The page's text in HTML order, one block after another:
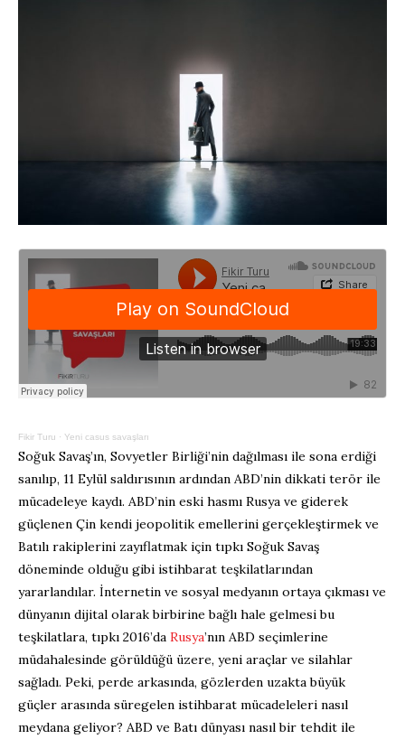
Fikir Turu · Yeni casus savaşları
Soğuk Savaş’ın, Sovyetler Birliği’nin dağılması ile sona erdiği
sanılıp, 11 Eylül saldırısının ardından ABD’nin dikkati terör ile
mücadeleye kaydı. ABD’nin eski hasmı Rusya ve giderek
güçlenen Çin kendi jeopolitik emellerini gerçekleştirmek ve
Batılı rakiplerini zayıflatmak için tıpkı Soğuk Savaş
döneminde olduğu gibi istihbarat teşkilatlarından
yararlandılar. İnternetin ve sosyal medyanın ortaya çıkması ve
dünyanın dijital olarak birbirine bağlı hale gelmesi bu
teşkilatlara, tıpkı 2016’da Rusya’nın ABD seçimlerine
müdahalesinde görüldüğü üzere, yeni araçlar ve silahlar
sağladı. Peki, perde arkasında, gözlerden uzakta büyük
güçler arasında süregelen istihbarat mücadeleleri nasıl
meydana geliyor? ABD ve Batı dünyası nasıl bir tehdit ile